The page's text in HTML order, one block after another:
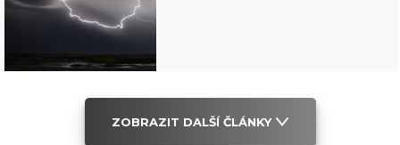
ZOBRAZIT DALŠÍ ČLÁNKY